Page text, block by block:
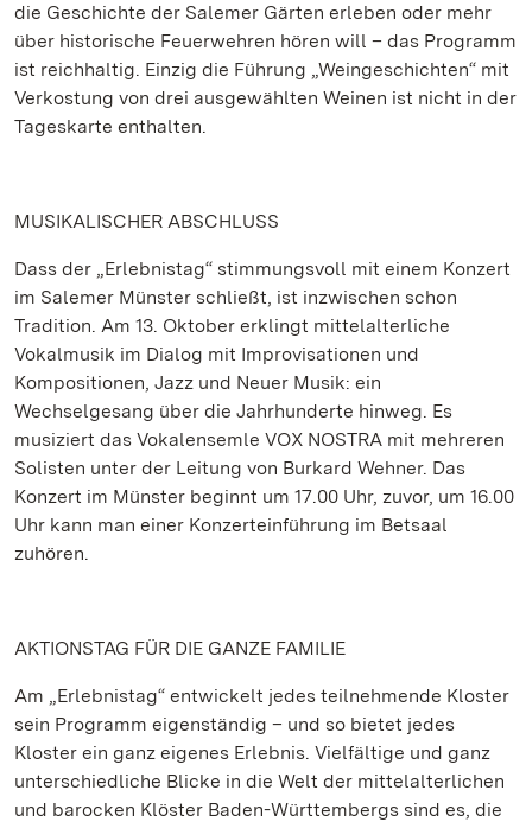
die Geschichte der Salemer Gärten erleben oder mehr
über historische Feuerwehren hören will – das Programm
ist reichhaltig. Einzig die Führung „Weingeschichten“ mit
Verkostung von drei ausgewählten Weinen ist nicht in der
Tageskarte enthalten.
MUSIKALISCHER ABSCHLUSS
Dass der „Erlebnistag“ stimmungsvoll mit einem Konzert
im Salemer Münster schließt, ist inzwischen schon
Tradition. Am 13. Oktober erklingt mittelalterliche
Vokalmusik im Dialog mit Improvisationen und
Kompositionen, Jazz und Neuer Musik: ein
Wechselgesang über die Jahrhunderte hinweg. Es
musiziert das Vokalensemle VOX NOSTRA mit mehreren
Solisten unter der Leitung von Burkard Wehner. Das
Konzert im Münster beginnt um 17.00 Uhr, zuvor, um 16.00
Uhr kann man einer Konzerteinführung im Betsaal
zuhören.
AKTIONSTAG FÜR DIE GANZE FAMILIE
Am „Erlebnistag“ entwickelt jedes teilnehmende Kloster
sein Programm eigenständig – und so bietet jedes
Kloster ein ganz eigenes Erlebnis. Vielfältige und ganz
unterschiedliche Blicke in die Welt der mittelalterlichen
und barocken Klöster Baden-Württembergs sind es, die